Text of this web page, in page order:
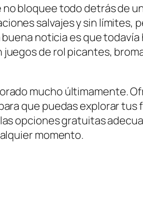
bloquee todo detrás de
salvajes y sin límites,
noticia es que
de rol picantes,
mucho últimamente.
que puedas explorar tus
opciones gratuitas
momento.